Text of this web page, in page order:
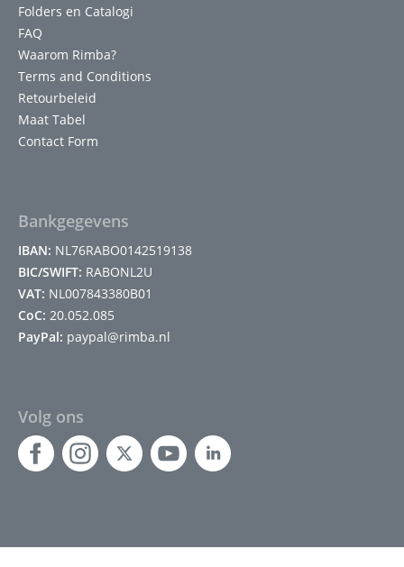
Folders en Catalogi
FAQ
Waarom Rimba?
Terms and Conditions
Retourbeleid
Maat Tabel
Contact Form
Bankgegevens
IBAN: NL76RABO0142519138
BIC/SWIFT: RABONL2U
VAT: NL007843380B01
CoC: 20.052.085
PayPal: paypal@rimba.nl
Volg ons